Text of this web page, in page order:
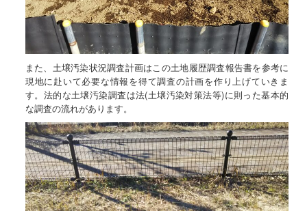
また、土壌汚染状況調査計画はこの土地履歴調査報告書を参考に
現地に赴いて必要な情報を得て調査の計画を作り上げていきま
す。法的な土壌汚染調査は法(土壌汚染対策法等)に則った基本的
な調査の流れがあります。